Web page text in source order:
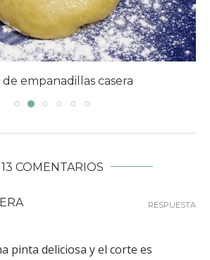
de empanadillas casera
13 COMENTARIOS
pinta deliciosa y el corte es
RESPUESTA